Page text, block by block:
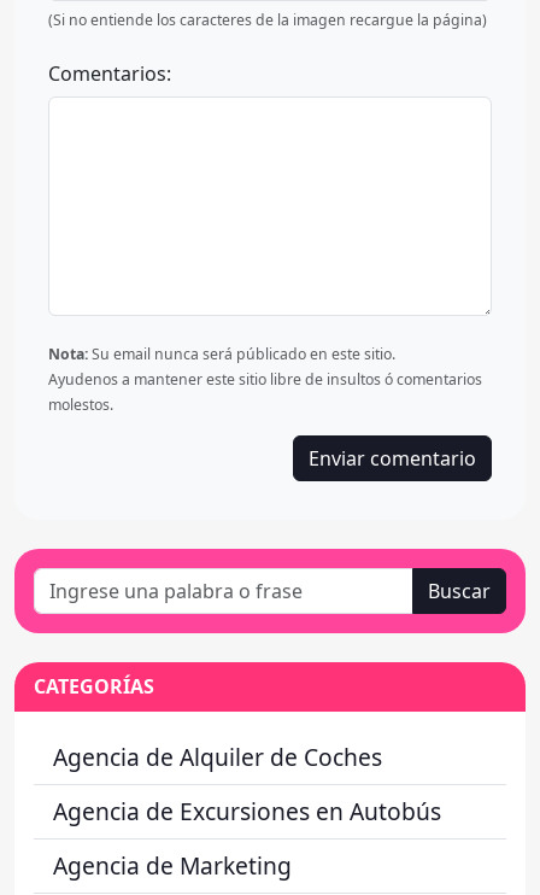
(Si no entiende los caracteres de la imagen recargue la página)
Comentarios:
Nota:Su email nunca será públicado en este sitio.
Ayudenos a mantener este sitio libre de insultos ó comentarios
molestos.
Enviar comentario
Buscar
CATEGORÍAS
Agencia de Alquiler de Coches
Agencia de Excursiones en Autobús
Agencia de Marketing